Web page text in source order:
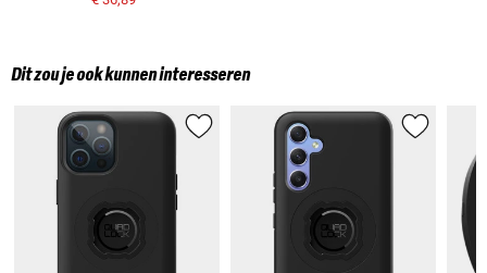
Dit zou je ook kunnen interesseren